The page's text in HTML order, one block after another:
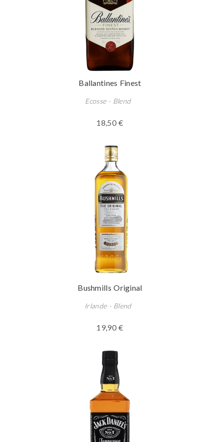
Ballantines Finest
Ecosse - Blend
18,50 €
Bushmills Original
Irlande - Blend
19,90 €